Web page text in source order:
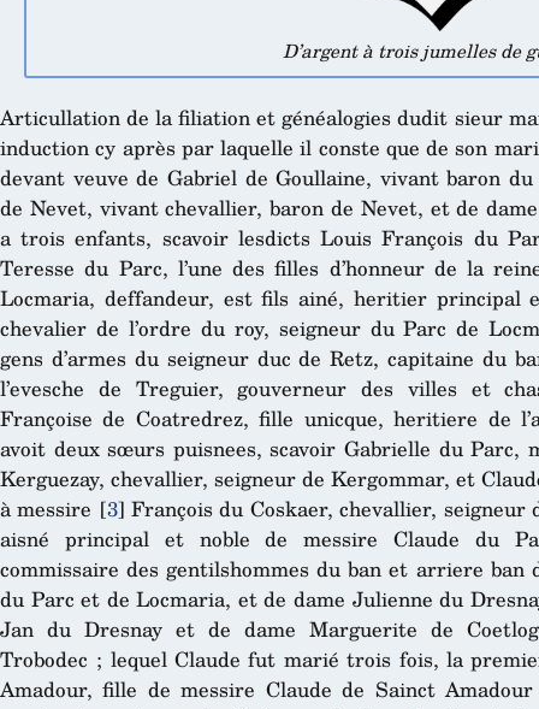
D’argent à trois jumelles de
Articullation de la filiation et généalogies dudit sieur
induction cy après par laquelle il conste que de son
devant veuve de Gabriel de Goullaine, vivant baron
de Nevet, vivant chevallier, baron de Nevet, et de
a trois enfants, scavoir lesdicts Louis François du
Teresse du Parc, l’une des filles d’honneur de la
Locmaria, deffandeur, est fils ainé, heritier principal
chevalier de l’ordre du roy, seigneur du Parc de
gens d’armes du seigneur duc de Retz, capitaine du
l’evesche de Treguier, gouverneur des villes et
Françoise de Coatredrez, fille unicque, heritiere de
avoit deux sœurs puisnees, scavoir Gabrielle du Parc,
Kerguezay, chevallier, seigneur de Kergommar, et
à messire [3] François du Coskaer, chevallier,
aisné principal et noble de messire Claude du
commissaire des gentilshommes du ban et arriere ban
du Parc et de Locmaria, et de dame Julienne du
Jan du Dresnay et de dame Marguerite de
Trobodec ; lequel Claude fut marié trois fois, la
Amadour, fille de messire Claude de Sainct